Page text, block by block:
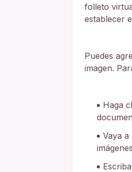
folleto
establecer
Puedes
imagen.
Haga
Vaya